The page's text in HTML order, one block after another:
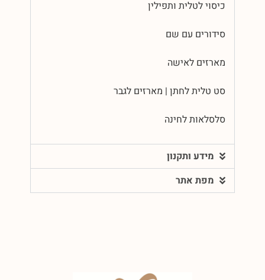
כיסוי לטלית ותפילין
סידורים עם שם
מארזים לאישה
סט טלית לחתן | מארזים לגבר
סלסלאות לחינה
מידע ותקנון
מפת אתר